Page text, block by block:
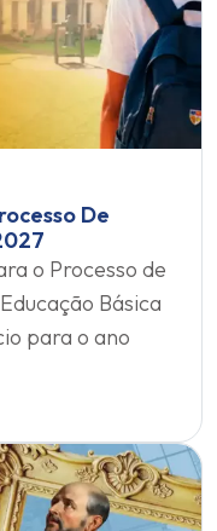
De
o Processo de
Básica
para o ano